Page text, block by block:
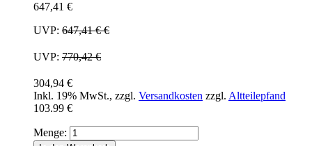
647,41 €
UVP: 647,41 €€
UVP: 770,42 €
304,94 €
Inkl. 19% MwSt., zzgl. Versandkosten zzgl. Altteilepfand
103.99 €
Menge: